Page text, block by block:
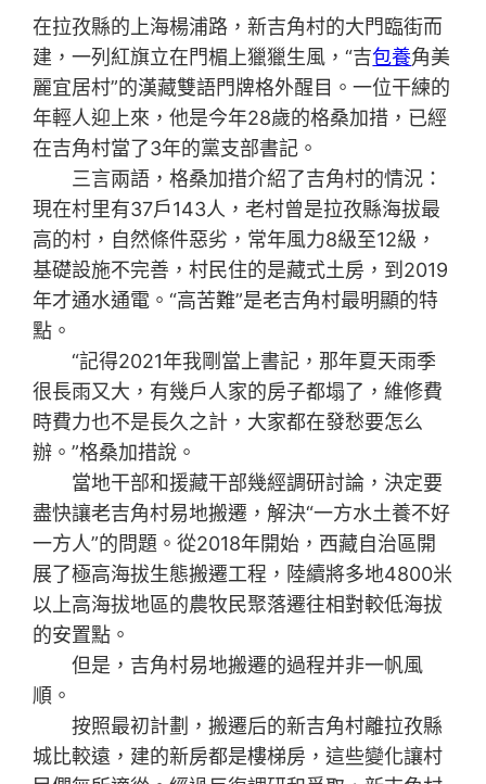
在拉孜縣的上海楊浦路，新吉角村的大門臨街而
建，一列紅旗立在門楣上獵獵生風，“吉包養角美
麗宜居村”的漢藏雙語門牌格外醒目。一位干練的
年輕人迎上來，他是今年28歲的格桑加措，已經
在吉角村當了3年的黨支部書記。
三言兩語，格桑加措介紹了吉角村的情況：
現在村里有37戶143人，老村曾是拉孜縣海拔最
高的村，自然條件惡劣，常年風力8級至12級，
基礎設施不完善，村民住的是藏式土房，到2019
年才通水通電。“高苦難”是老吉角村最明顯的特
點。
“記得2021年我剛當上書記，那年夏天雨季
很長雨又大，有幾戶人家的房子都塌了，維修費
時費力也不是長久之計，大家都在發愁要怎么
辦。”格桑加措說。
當地干部和援藏干部幾經調研討論，決定要
盡快讓老吉角村易地搬遷，解決“一方水土養不好
一方人”的問題。從2018年開始，西藏自治區開
展了極高海拔生態搬遷工程，陸續將多地4800米
以上高海拔地區的農牧民聚落遷往相對較低海拔
的安置點。
但是，吉角村易地搬遷的過程并非一帆風
順。
按照最初計劃，搬遷后的新吉角村離拉孜縣
城比較遠，建的新房都是樓梯房，這些變化讓村